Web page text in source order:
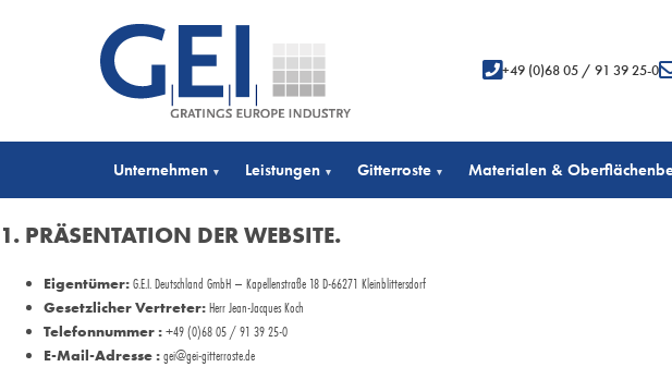
+49 (0)68 05 / 91 39 25-0
Unternehmen ▾ Leistungen ▾ Gitterroste ▾ Materialen &
1. PRÄSENTATION DER WEBSITE.
Eigentümer:G.E.I. Deutschland GmbH – Kapellenstraße 18 D-66271 Kleinblittersdorf
Gesetzlicher Vertreter:Herr Jean-Jacques Koch
Telefonnummer :+49 (0)68 05 / 91 39 25-0
E-Mail-Adresse :gei@gei-gitterroste.de